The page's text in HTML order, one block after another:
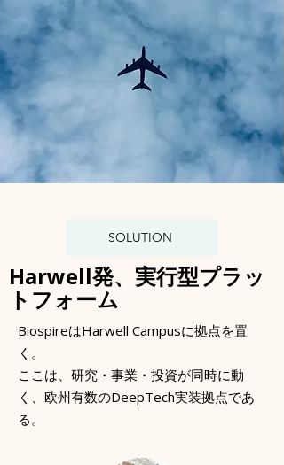
SOLUTION
Harwell発、実行型プラッ
トフォーム
BiospireはHarwell Campusに拠点を置
く。
ここは、研究・事業・投資が同時に動
く、欧州有数のDeepTech実装拠点であ
る。